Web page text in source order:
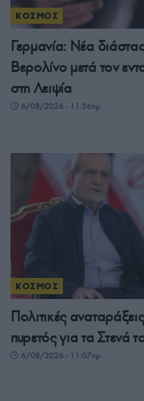
ΚΟΣΜΟΣ
Γερμανία: Νέα
Βερολίνο μετά τον
στη Λειψία
6/08/2026 - 11:56πμ
ΚΟΣΜΟΣ
Πολιτικές
πυρετός για τα Στενά
6/08/2026 - 11:07πμ